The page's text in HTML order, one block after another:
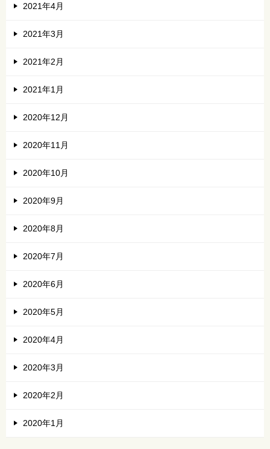
2021年4月
2021年3月
2021年2月
2021年1月
2020年12月
2020年11月
2020年10月
2020年9月
2020年8月
2020年7月
2020年6月
2020年5月
2020年4月
2020年3月
2020年2月
2020年1月